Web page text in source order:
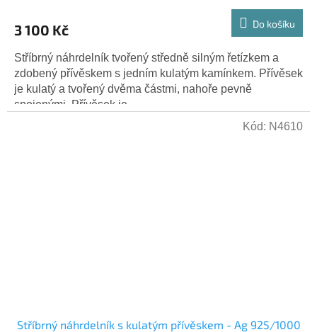
3 100 Kč Do košíku
Stříbrný náhrdelník tvořený středně silným řetízkem a
zdobený přívěskem s jedním kulatým kamínkem. Přívěsek
je kulatý a tvořený dvěma částmi, nahoře pevně
spojenými. Přívěsek je...
Stříbrný náhrdelník s kulatým přívěskem - Ag 925/1000
Kód: N4610